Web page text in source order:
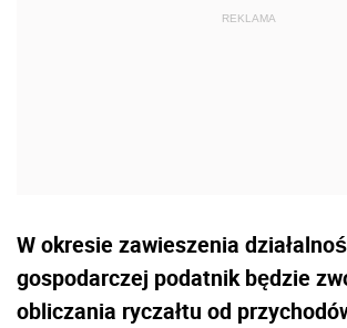
W okresie zawieszenia
gospodarczej podatnik będzie
obliczania ryczałtu od